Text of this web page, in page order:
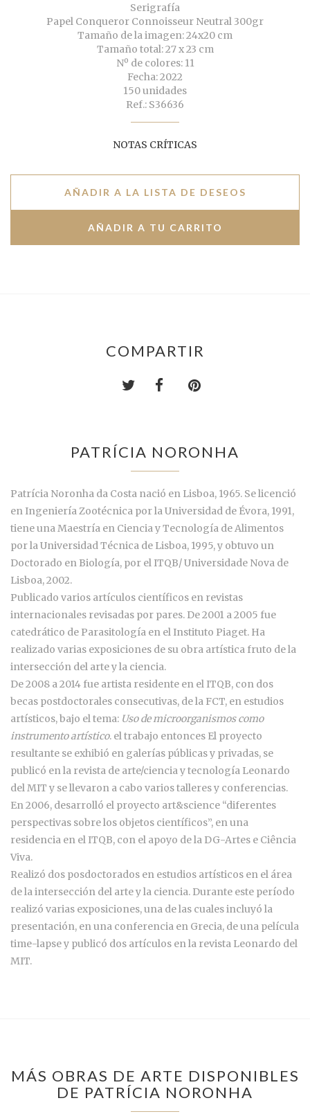
Serigrafía
Papel Conqueror Connoisseur Neutral 300gr
Tamaño de la imagen: 24x20 cm
Tamaño total: 27 x 23 cm
Nº de colores: 11
Fecha: 2022
150 unidades
Ref.: S36636
NOTAS CRÍTICAS
AÑADIR A LA LISTA DE DESEOS
COMPARTIR
PATRÍCIA NORONHA
Patrícia Noronha da Costa nació en Lisboa, 1965. Se licenció
en Ingeniería Zootécnica por la Universidad de Évora, 1991,
tiene una Maestría en Ciencia y Tecnología de Alimentos
por la Universidad Técnica de Lisboa, 1995, y obtuvo un
Doctorado en Biología, por el ITQB/ Universidade Nova de
Lisboa, 2002.
Publicado varios artículos científicos en revistas
internacionales revisadas por pares. De 2001 a 2005 fue
catedrático de Parasitología en el Instituto Piaget. Ha
realizado varias exposiciones de su obra artística fruto de la
intersección del arte y la ciencia.
De 2008 a 2014 fue artista residente en el ITQB, con dos
becas postdoctorales consecutivas, de la FCT, en estudios
artísticos, bajo el tema: Uso de microorganismos como
instrumento artístico. el trabajo entonces El proyecto
resultante se exhibió en galerías públicas y privadas, se
publicó en la revista de arte/ciencia y tecnología Leonardo
del MIT y se llevaron a cabo varios talleres y conferencias.
En 2006, desarrolló el proyecto art&science “diferentes
perspectivas sobre los objetos científicos”, en una
residencia en el ITQB, con el apoyo de la DG-Artes e Ciência
Viva.
Realizó dos posdoctorados en estudios artísticos en el área
de la intersección del arte y la ciencia. Durante este período
realizó varias exposiciones, una de las cuales incluyó la
presentación, en una conferencia en Grecia, de una película
time-lapse y publicó dos artículos en la revista Leonardo del
MIT.
MÁS OBRAS DE ARTE DISPONIBLES
DE PATRÍCIA NORONHA